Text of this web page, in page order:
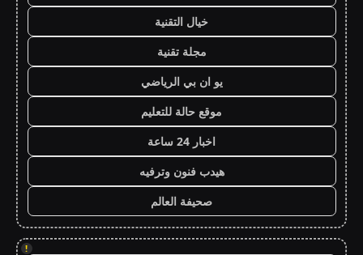
خيال التقنية
مجلة تقنية
يو ان بي الرياضي
موقع حالة للتعليم
اخبار 24 ساعة
هيدب فنون وترفيه
صحيفة العالم
!